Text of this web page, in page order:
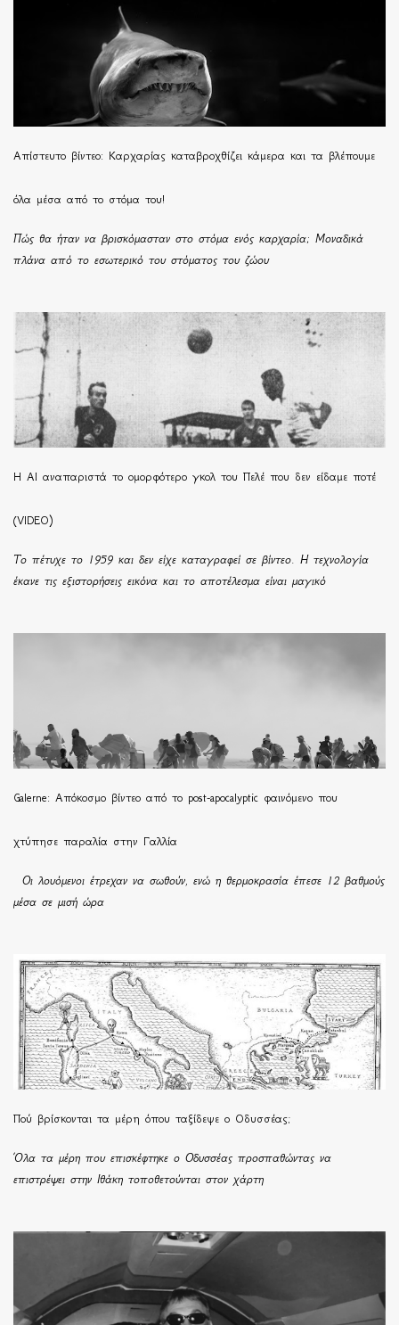
Απίστευτο βίντεο: Καρχαρίας καταβροχθίζει κάμερα και τα βλέπουμε
όλα μέσα από το στόμα του!
Πώς θα ήταν να βρισκόμασταν στο στόμα ενός καρχαρία; Μοναδικά
πλάνα από το εσωτερικό του στόματος του ζώου
Η ΑΙ αναπαριστά το ομορφότερο γκολ του Πελέ που δεν είδαμε ποτέ
(VIDEO)
Το πέτυχε το 1959 και δεν είχε καταγραφεί σε βίντεο. Η τεχνολογία
έκανε τις εξιστορήσεις εικόνα και το αποτέλεσμα είναι μαγικό
Galerne: Απόκοσμο βίντεο από το post-apocalyptic φαινόμενο που
χτύπησε παραλία στην Γαλλία
Οι λουόμενοι έτρεχαν να σωθούν, ενώ η θερμοκρασία έπεσε 12 βαθμούς
μέσα σε μισή ώρα
Πού βρίσκονται τα μέρη όπου ταξίδεψε ο Οδυσσέας;
Όλα τα μέρη που επισκέφτηκε ο Οδυσσέας προσπαθώντας να
επιστρέψει στην Ιθάκη τοποθετούνται στον χάρτη